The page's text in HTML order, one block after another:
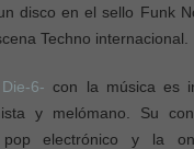
disco en el sello Funk
Techno internacional.
Die-6- con la música es
y melómano. Su
electrónico y la